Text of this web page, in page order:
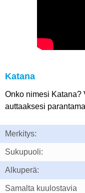
Katana
Onko nimesi Katana?
auttaaksesi
Merkitys:
Sukupuoli:
Alkuperä:
Samalta kuulostavia